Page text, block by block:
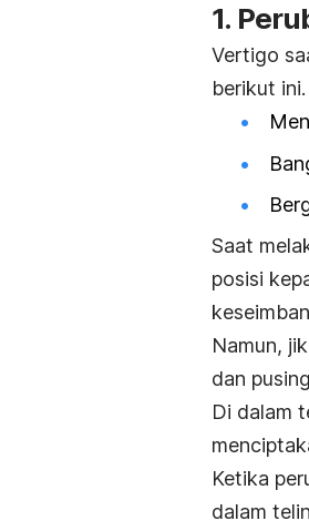
1.
Vertigo
berikut ini.
Saat
posisi
Namun,
dan
Di dalam
Ketika
dalam